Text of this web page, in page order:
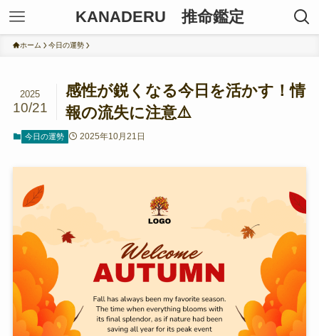
KANADERU 推命鑑定
ホーム 今日の運勢
感性が鋭くなる今日を活かす！情
報の流失に注意⚠️
2025
10/21
今日の運勢 2025年10月21日